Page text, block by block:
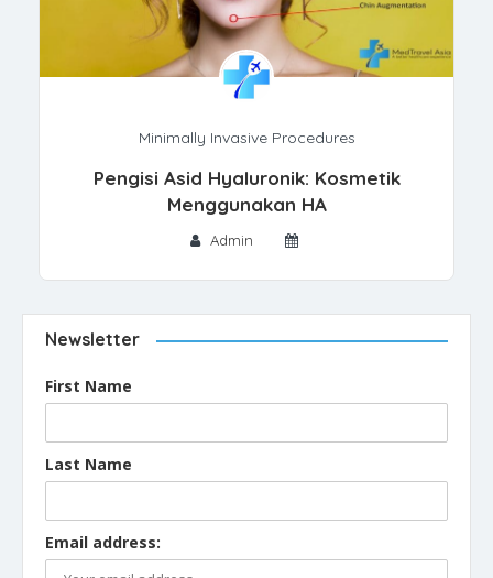
Minimally Invasive Procedures
Pengisi Asid Hyaluronik: Kosmetik
Menggunakan HA
Admin
Newsletter
First Name
Last Name
Email address: